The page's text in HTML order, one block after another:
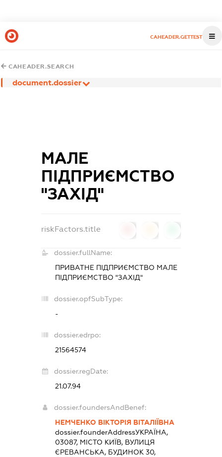
CAHEADER.GETTEST
CAHEADER.SEARCH
document.dossier
МАЛЕ
ПІДПРИЄМСТВО
"ЗАХІД"
riskFactors.title
dossier.fullName:
ПРИВАТНЕ ПІДПРИЄМСТВО МАЛЕ
ПІДПРИЄМСТВО "ЗАХІД"
dossier.opfSubType:
-
dossier.edrpo:
21564574
dossier.regDate:
21.07.94
dossier.foundersAndBenef:
НЕМЧЕНКО ВІКТОРІЯ ВІТАЛІЇВНА
dossier.founderAddressУКРАЇНА,
03087, МІСТО КИЇВ, ВУЛИЦЯ
ЄРЕВАНСЬКА, БУДИНОК 30,